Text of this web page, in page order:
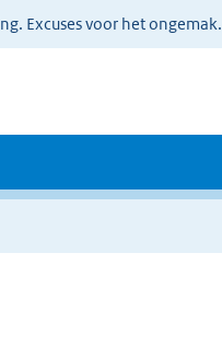
Excuses voor het ongemak.